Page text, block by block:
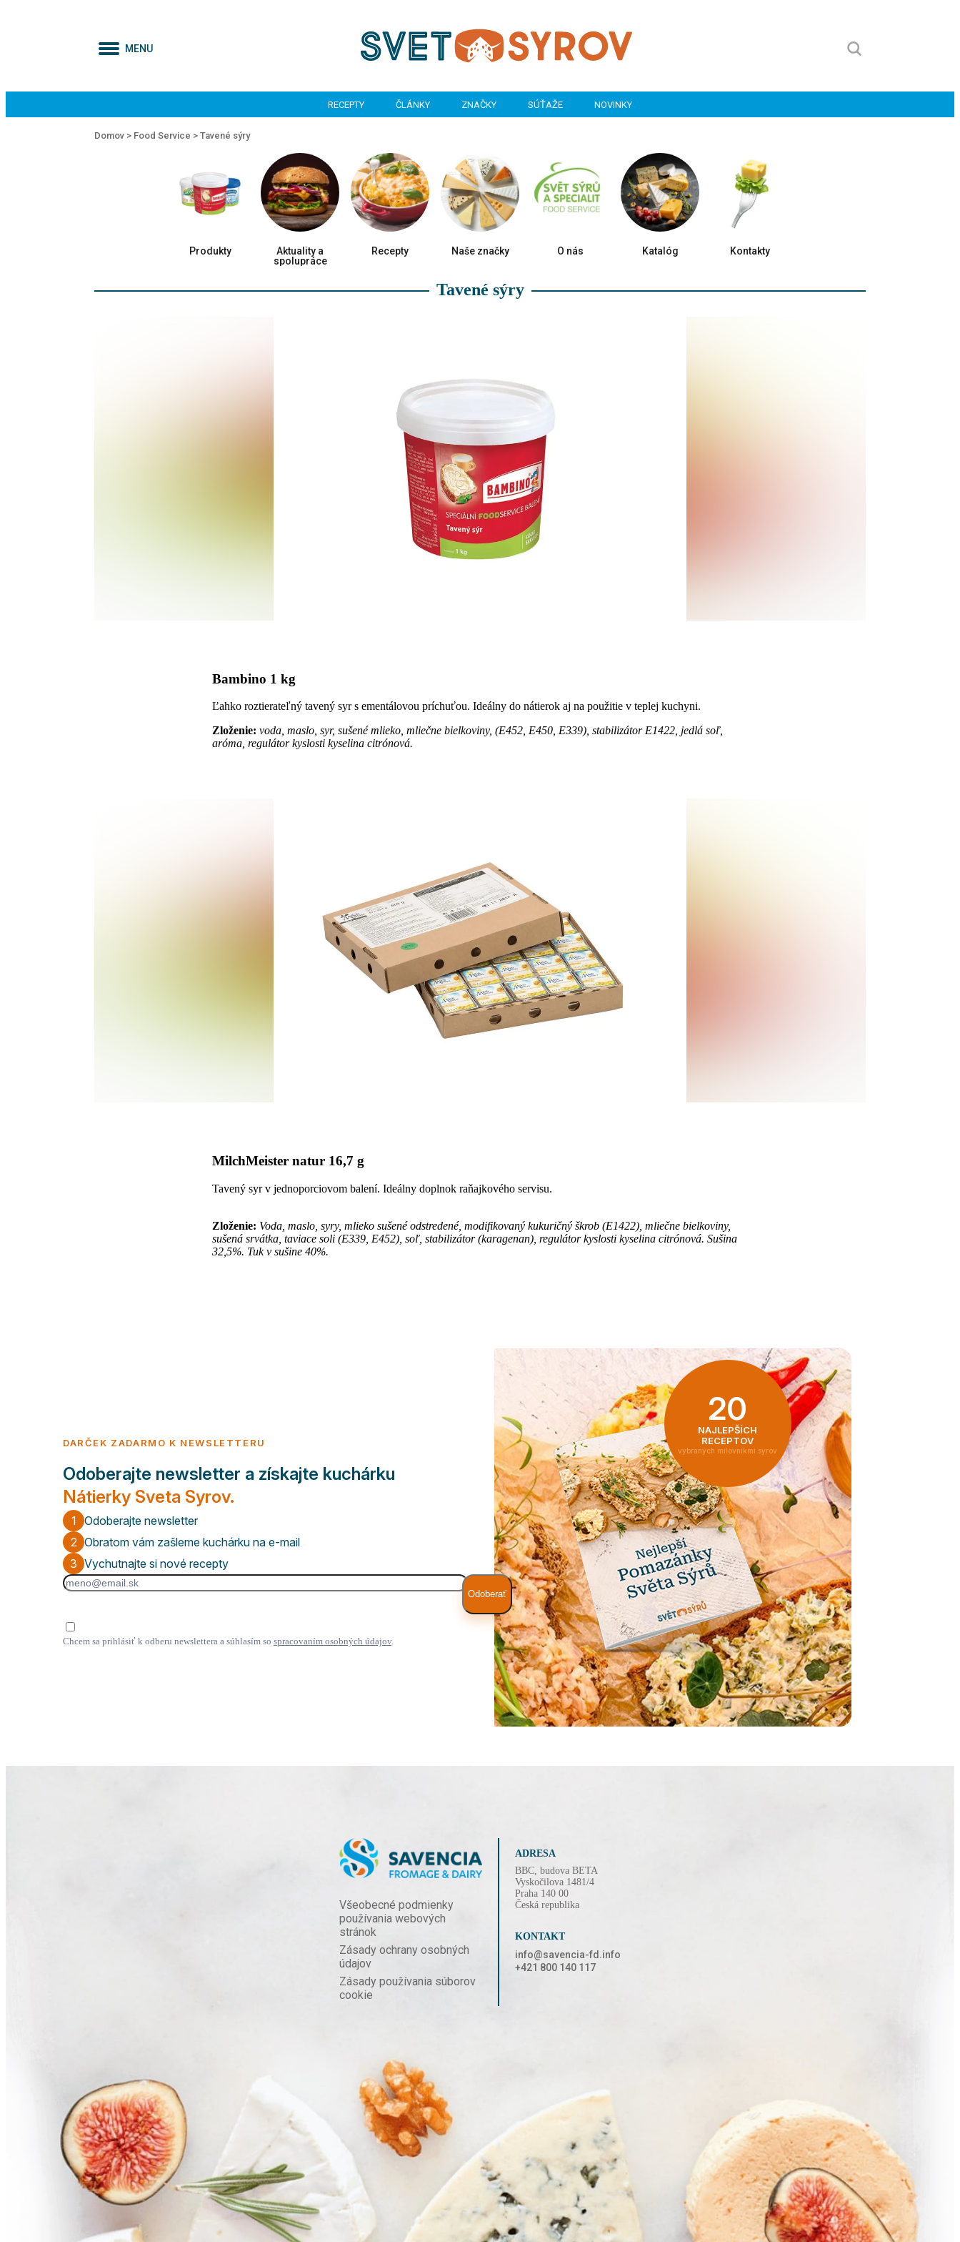
MENU
RECEPTY ČLÁNKY ZNAČKY SÚŤAŽE NOVINKY
Domov > Food Service > Tavené sýry
Produkty
Aktuality a
spolupráce
Recepty Naše značky O nás Katalóg Kontakty
Tavené sýry
Bambino 1 kg
Ľahko roztierateľný tavený syr s ementálovou príchuťou. Ideálny do nátierok aj na použitie v teplej kuchyni.
Zloženie: voda, maslo, syr, sušené mlieko, mliečne bielkoviny, (E452, E450, E339), stabilizátor E1422, jedlá soľ,
aróma, regulátor kyslosti kyselina citrónová.
MilchMeister natur 16,7 g
Tavený syr v jednoporciovom balení. Ideálny doplnok raňajkového servisu.
Zloženie: Voda, maslo, syry, mlieko sušené odstredené, modifikovaný kukuričný škrob (E1422), mliečne bielkoviny,
sušená srvátka, taviace soli (E339, E452), soľ, stabilizátor (karagenan), regulátor kyslosti kyselina citrónová. Sušina
32,5%. Tuk v sušine 40%.
20
NAJLEPŠÍCH
RECEPTOV
vybraných milovníkmi syrov
DARČEK ZADARMO K NEWSLETTERU
Odoberajte newsletter a získajte kuchárku
Nátierky Sveta Syrov.
1 Odoberajte newsletter
2 Obratom vám zašleme kuchárku na e-mail
3 Vychutnajte si nové recepty
Odoberať
Chcem sa prihlásiť k odberu newslettera a súhlasím so spracovaním osobných údajov.
Všeobecné podmienky
používania webových
stránok
Zásady ochrany osobných
údajov
Zásady používania súborov
cookie
ADRESA
BBC, budova BETA
Vyskočilova 1481/4
Praha 140 00
Česká republika
KONTAKT
info@savencia-fd.info
+421 800 140 117